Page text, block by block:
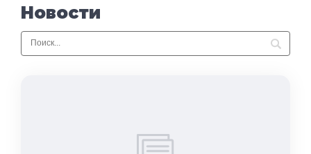
Новости